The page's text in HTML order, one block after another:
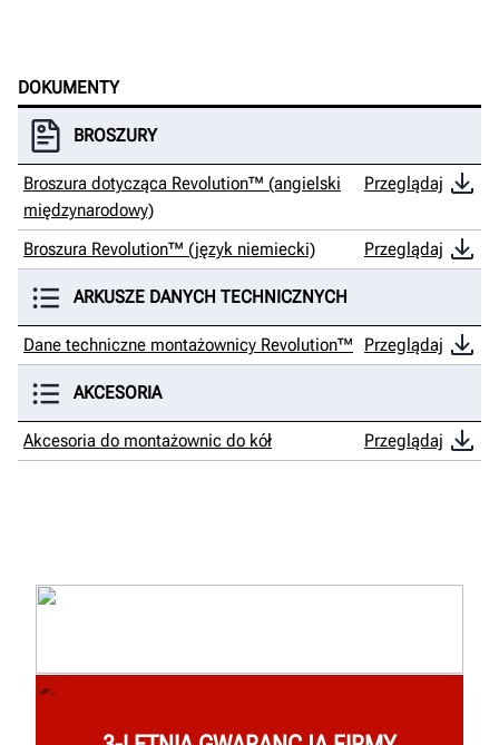
DOKUMENTY
BROSZURY
Broszura dotycząca Revolution™ (angielski
międzynarodowy)
Przeglądaj
Broszura Revolution™ (język niemiecki) Przeglądaj
ARKUSZE DANYCH TECHNICZNYCH
Dane techniczne montażownicy Revolution™ Przeglądaj
AKCESORIA
Akcesoria do montażownic do kół Przeglądaj